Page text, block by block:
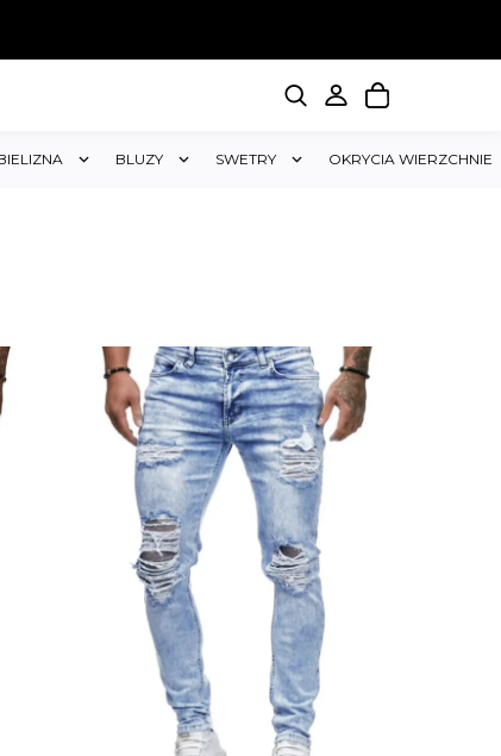
BLUZY SWETRY OKRYCIA WIERZCHNIE